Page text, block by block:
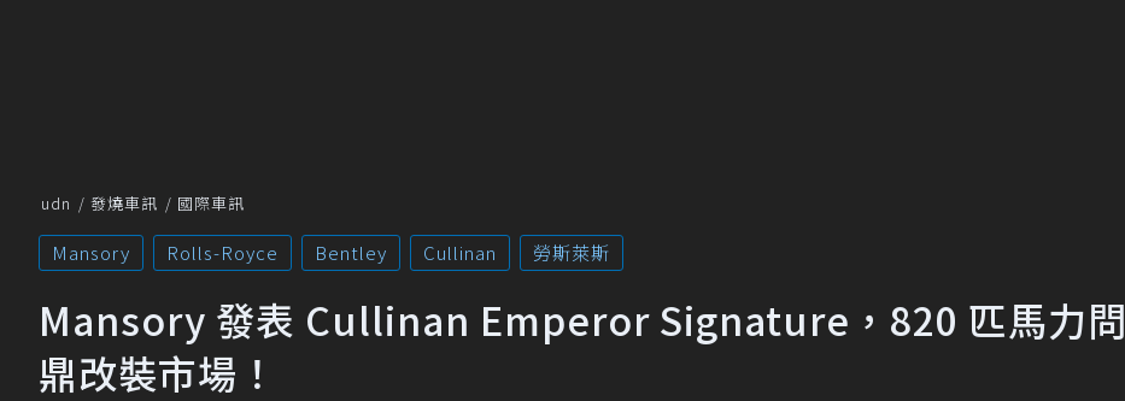
udn 發燒車訊 國際車訊
Mansory Rolls-Royce Bentley Cullinan 勞斯萊斯
Mansory 發表 Cullinan Emperor Signature，820 匹馬力問
鼎改裝市場！